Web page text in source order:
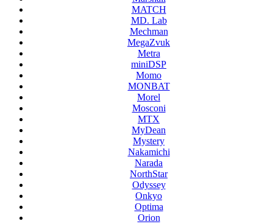
MATCH
MD. Lab
Mechman
MegaZvuk
Metra
miniDSP
Momo
MONBAT
Morel
Mosconi
MTX
MyDean
Mystery
Nakamichi
Narada
NorthStar
Odyssey
Onkyo
Optima
Orion